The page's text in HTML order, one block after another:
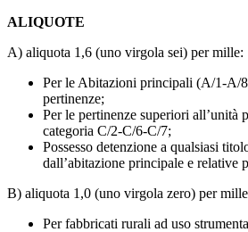
ALIQUOTE
A) aliquota 1,6 (uno virgola sei) per mille:
Per le Abitazioni principali (A/1-A/
pertinenze;
Per le pertinenze superiori all’unità
categoria C/2-C/6-C/7;
Possesso detenzione a qualsiasi
dall’abitazione principale e relative
B) aliquota 1,0 (uno virgola zero) per
Per fabbricati rurali ad uso